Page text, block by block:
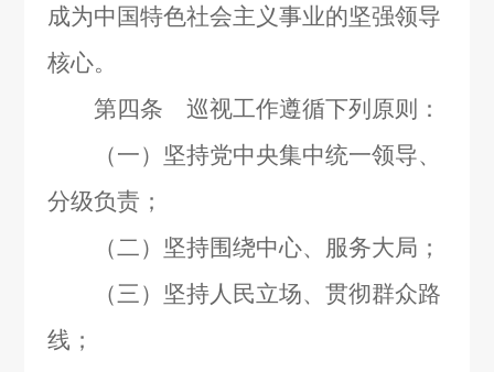
成为中国特色社会主义事业的坚强领导
核心。
第四条 巡视工作遵循下列原则：
（一）坚持党中央集中统一领导、
分级负责；
（二）坚持围绕中心、服务大局；
（三）坚持人民立场、贯彻群众路
线；